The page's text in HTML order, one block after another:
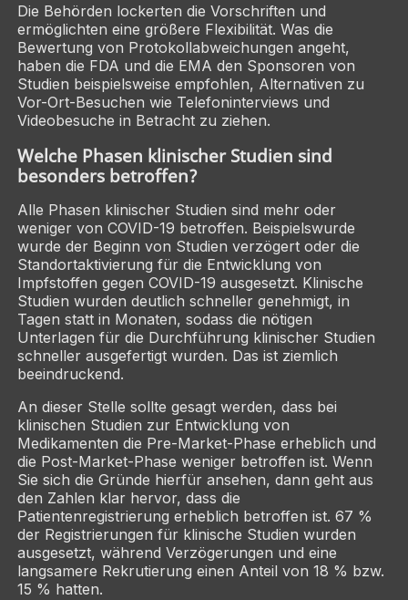
Die Behörden lockerten die Vorschriften und
ermöglichten eine größere Flexibilität. Was die
Bewertung von Protokollabweichungen angeht,
haben die FDA und die EMA den Sponsoren von
Studien beispielsweise empfohlen, Alternativen zu
Vor-Ort-Besuchen wie Telefoninterviews und
Videobesuche in Betracht zu ziehen.
Welche Phasen klinischer Studien sind
besonders betroffen?
Alle Phasen klinischer Studien sind mehr oder
weniger von COVID-19 betroffen. Beispielswurde
wurde der Beginn von Studien verzögert oder die
Standortaktivierung für die Entwicklung von
Impfstoffen gegen COVID-19 ausgesetzt. Klinische
Studien wurden deutlich schneller genehmigt, in
Tagen statt in Monaten, sodass die nötigen
Unterlagen für die Durchführung klinischer Studien
schneller ausgefertigt wurden. Das ist ziemlich
beeindruckend.
An dieser Stelle sollte gesagt werden, dass bei
klinischen Studien zur Entwicklung von
Medikamenten die Pre-Market-Phase erheblich und
die Post-Market-Phase weniger betroffen ist. Wenn
Sie sich die Gründe hierfür ansehen, dann geht aus
den Zahlen klar hervor, dass die
Patientenregistrierung erheblich betroffen ist. 67 %
der Registrierungen für klinische Studien wurden
ausgesetzt, während Verzögerungen und eine
langsamere Rekrutierung einen Anteil von 18 % bzw.
15 % hatten.